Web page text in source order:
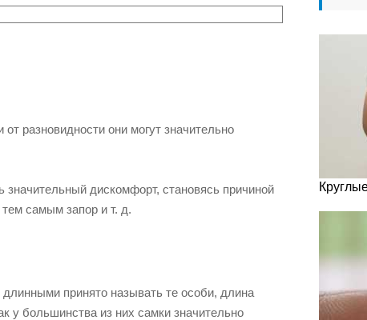
разновидности они могут значительно
дискомфорт, становясь причиной
самым запор и т. д.
принято называть те особи, длина
у большинства из них самки значительно